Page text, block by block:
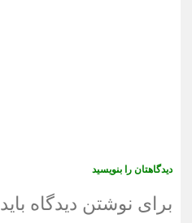
دیدگاهتان را بنویسید
برای نوشتن دیدگاه باید